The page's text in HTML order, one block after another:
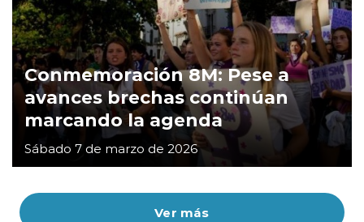
Ver más
Conmemoración 8M: Pese a
avances brechas continúan
marcando la agenda
Sábado 7 de marzo de 2026